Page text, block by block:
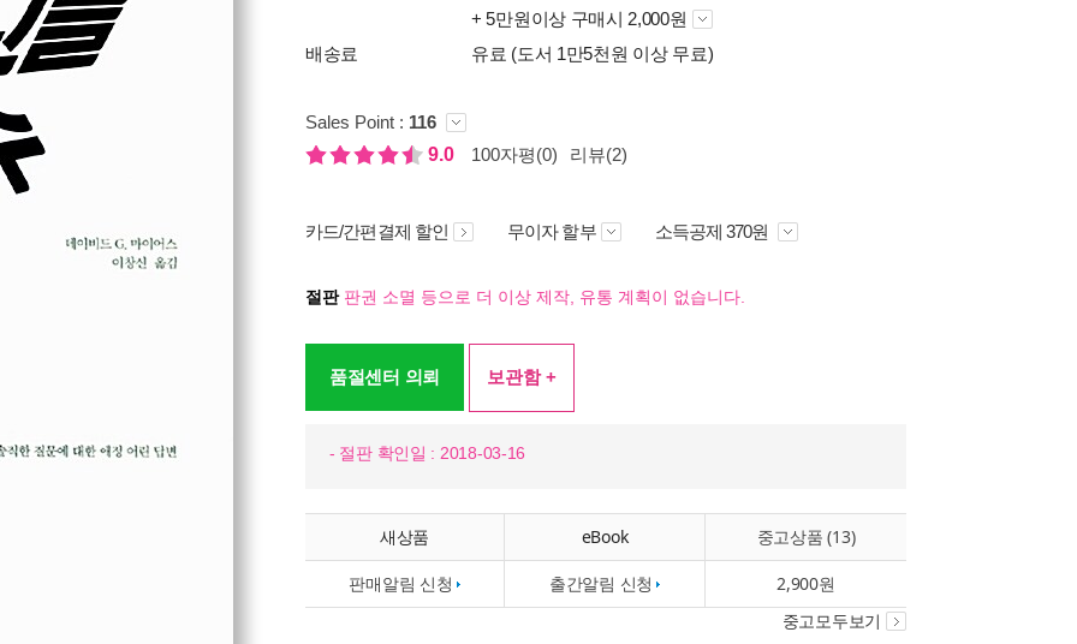
+ 5만원이상 구매시 2,000원
배송료
유료 (도서 1만5천원 이상 무료)
Sales Point : 116
9.0
100자평(0) 리뷰(2)
카드/간편결제 할인 무이자 할부 소득공제 370원
절판판권 소멸 등으로 더 이상 제작, 유통 계획이 없습니다.
품절센터 의뢰 보관함 +
- 절판 확인일 : 2018-03-16
새상품 eBook 중고상품 (13)
판매알림 신청 출간알림 신청 2,900원
중고모두보기